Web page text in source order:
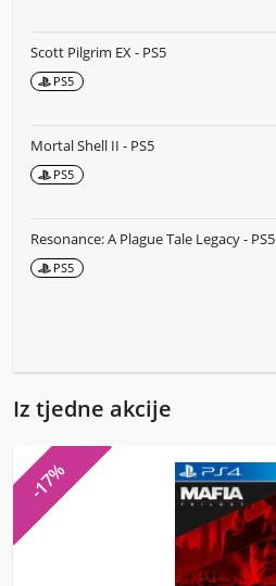
Scott Pilgrim EX - PS5
PS5
Mortal Shell II - PS5
PS5
Resonance: A Plague Tale Legacy - PS5
PS5
Iz tjedne akcije
-17%